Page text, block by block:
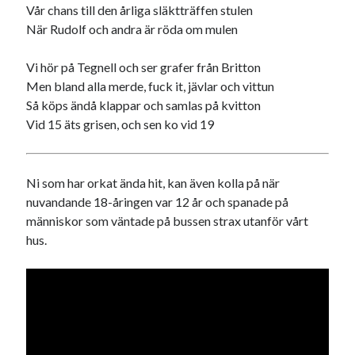
Vår chans till den årliga släktträffen stulen
När Rudolf och andra är röda om mulen
Vi hör på Tegnell och ser grafer från Britton
Men bland alla merde, fuck it, jävlar och vittun
Så köps ändå klappar och samlas på kvitton
Vid 15 äts grisen, och sen ko vid 19
Ni som har orkat ända hit, kan även kolla på när
nuvandande 18-åringen var 12 år och spanade på
människor som väntade på bussen strax utanför vårt
hus.